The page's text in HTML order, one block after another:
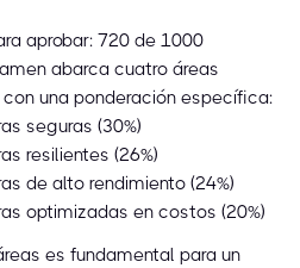
aprobar: 720 de 1000
abarca cuatro áreas
una ponderación específica:
seguras (30%)
resilientes (26%)
de alto rendimiento (24%)
optimizadas en costos (20%)
es fundamental para un